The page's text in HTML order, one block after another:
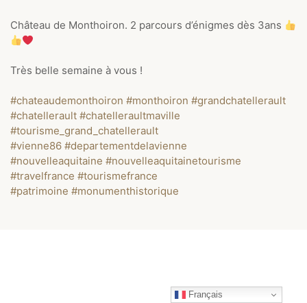
Château de Monthoiron. 2 parcours d’énigmes dès 3ans
Très belle semaine à vous !
#chateaudemonthoiron #monthoiron #grandchatellerault
#chatellerault #chatelleraultmaville
#tourisme_grand_chatellerault
#vienne86 #departementdelavienne
#nouvelleaquitaine #nouvelleaquitainetourisme
#travelfrance #tourismefrance
#patrimoine #monumenthistorique
Français